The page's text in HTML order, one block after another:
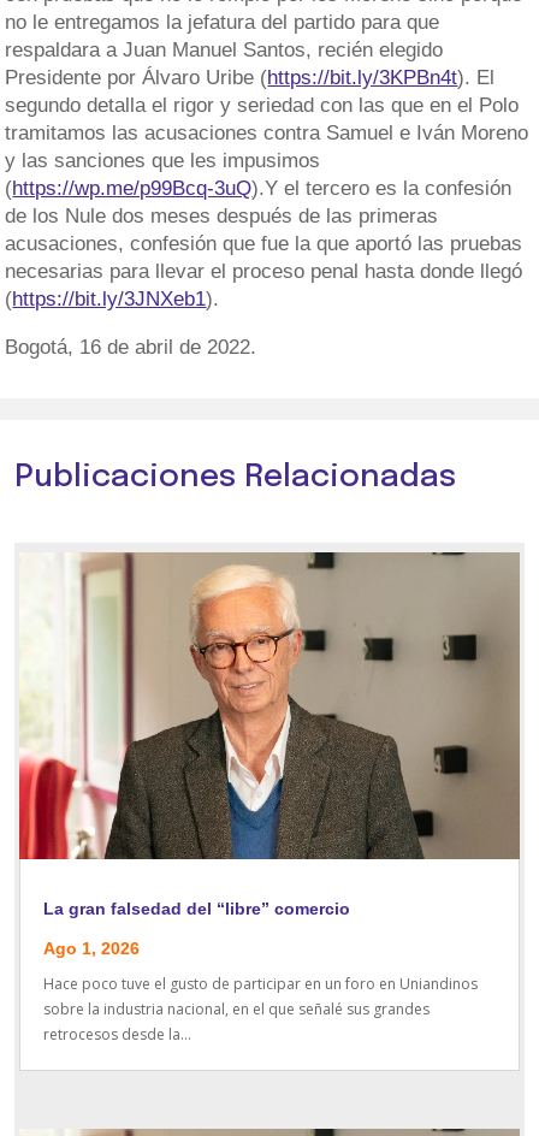
no le entregamos la jefatura del partido para que
respaldara a Juan Manuel Santos, recién elegido
Presidente por Álvaro Uribe (https://bit.ly/3KPBn4t). El
segundo detalla el rigor y seriedad con las que en el Polo
tramitamos las acusaciones contra Samuel e Iván Moreno
y las sanciones que les impusimos
(https://wp.me/p99Bcq-3uQ).Y el tercero es la confesión
de los Nule dos meses después de las primeras
acusaciones, confesión que fue la que aportó las pruebas
necesarias para llevar el proceso penal hasta donde llegó
(https://bit.ly/3JNXeb1).
Bogotá, 16 de abril de 2022.
Publicaciones Relacionadas
La gran falsedad del “libre” comercio
Ago 1, 2026
Hace poco tuve el gusto de participar en un foro en Uniandinos
sobre la industria nacional, en el que señalé sus grandes
retrocesos desde la...